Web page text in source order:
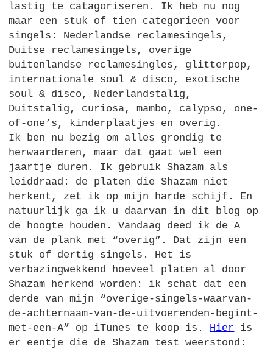
lastig te catagoriseren. Ik heb nu nog
maar een stuk of tien categorieen voor
singels: Nederlandse reclamesingels,
Duitse reclamesingels, overige
buitenlandse reclamesingles, glitterpop,
internationale soul & disco, exotische
soul & disco, Nederlandstalig,
Duitstalig, curiosa, mambo, calypso, one-
of-one’s, kinderplaatjes en overig.
Ik ben nu bezig om alles grondig te
herwaarderen, maar dat gaat wel een
jaartje duren. Ik gebruik Shazam als
leiddraad: de platen die Shazam niet
herkent, zet ik op mijn harde schijf. En
natuurlijk ga ik u daarvan in dit blog op
de hoogte houden. Vandaag deed ik de A
van de plank met “overig”. Dat zijn een
stuk of dertig singels. Het is
verbazingwekkend hoeveel platen al door
Shazam herkend worden: ik schat dat een
derde van mijn “overige-singels-waarvan-
de-achternaam-van-de-uitvoerenden-begint-
met-een-A” op iTunes te koop is. Hier is
er eentje die de Shazam test weerstond: